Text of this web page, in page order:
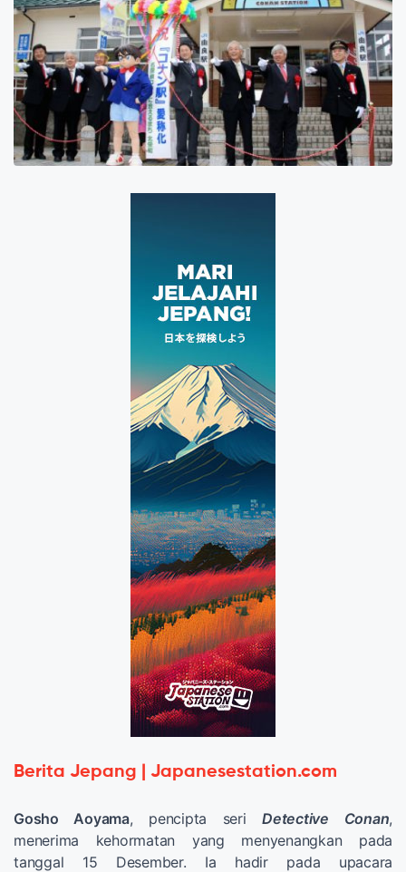
Berita Jepang | Japanesestation.com
Gosho Aoyama, pencipta seriDetective Conan,
menerima kehormatan yang menyenangkan pada
tanggal 15 Desember. Ia hadir pada upacara